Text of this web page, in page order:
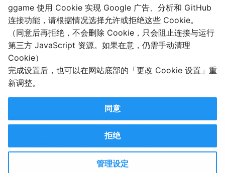
了一个名为《文化和旅游部办公厅关于进一步加强文艺工作
者教育管理和道德建设的通知》的通知。
关于加强有关广播电视节目、影视剧和网络视听节目制
作传播管理的通知
2022-06-27T07:55:39
（由于更新时间是手动更新的，所以部分页面内容已更新，但忘记修改新的日期了……）
由 gledos 创作的内容，如果没有另外声明，均为 CC0 许可协议。
使用了Material for MkDocs以及 Github Pages 生成并托管网站。
ggame 使用 Cookie 实现 Google 广告、分析和 GitHub
连接功能，请根据情况选择允许或拒绝这些 Cookie。
（同意后再拒绝，不会删除 Cookie，只会阻止连接与运行
第三方 JavaScript 资源。如果在意，仍需手动清理
Cookie）
完成设置后，也可以在网站底部的「更改 Cookie 设置」重
新调整。
同意
拒绝
管理设定